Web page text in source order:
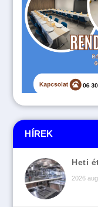
HÍREK
Heti
2026